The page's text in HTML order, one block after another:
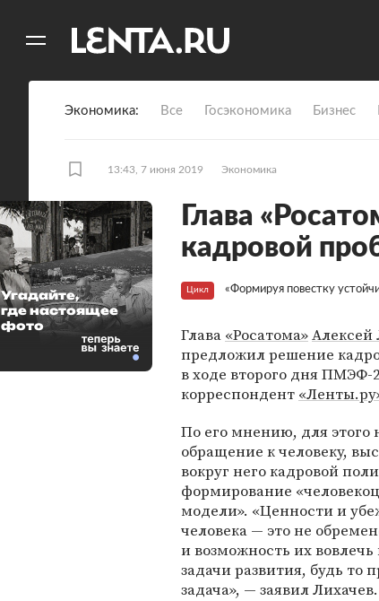
Экономика Все Госэкономика Бизнес
13:43, 7 июня 2019 Экономика
Глава
кадровой
Цикл «Формируя повестку
Глава «Росатома»Алексей
предложил решение
в ходе второго дня ПМЭФ-
корреспондент
По его мнению, для этого
обращение к человеку,
вокруг него кадровой
формирование
модели». «Ценности и
человека — это не
и возможность их
задачи развития, будь то
задача», — заявил Лихачев.
Угадайте,
где настоящее
фото